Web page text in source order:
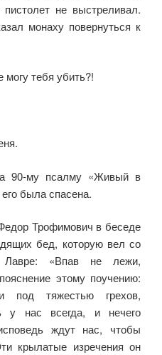
не выстреливал.
монаху повернуться к
тебя убить?!
90-му псалму «Живый в
была спасена.
Трофимович в беседе
бед, которую вел со
Лавре: «Впав не лежи,
этому поучению:
тяжестью грехов,
у нас всегда, и не­чего
ждут нас, чтобы
крылатые изречения он